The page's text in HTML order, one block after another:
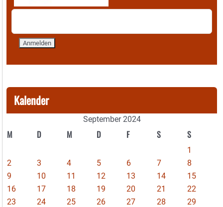
Kalender
September 2024
M D M D F S S
1
2
3 4 5 6 7
8
9
10 11 12 13 14
15
16
17 18 19 20 21
22
23
24 25 26 27 28
29